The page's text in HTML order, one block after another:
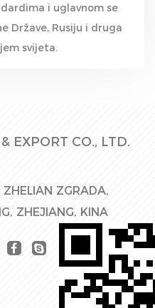
i uglavnom se
Države, Rusiju i druga
svijeta.
EXPORT CO., LTD.
ZGRADA,
ZHEJIANG, KINA